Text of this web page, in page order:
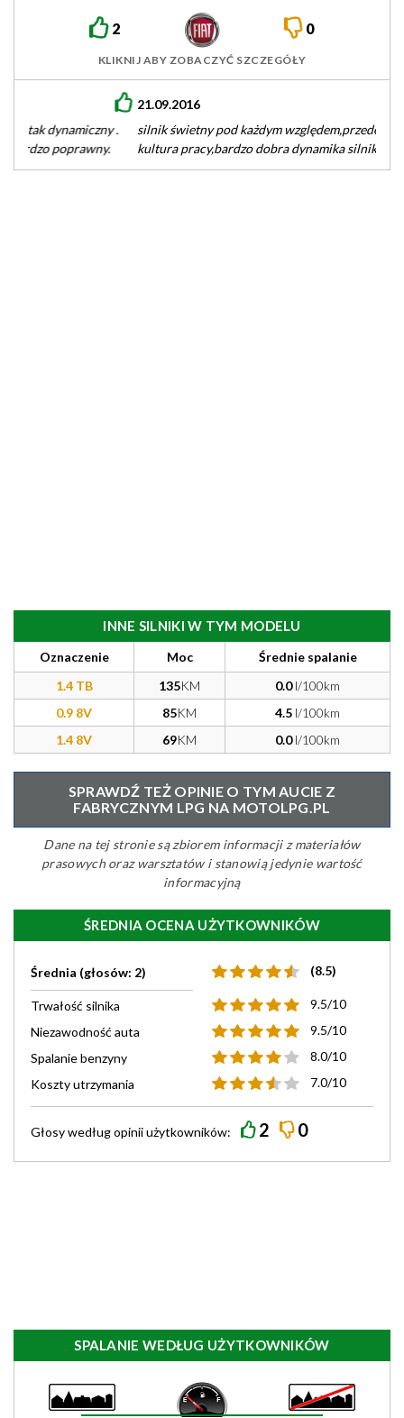
2 0
KLIKNIJ ABY ZOBACZYĆ SZCZEGÓŁY
silnik świetny pod każdym względem,przede wszystkim wysoka
kultura pracy,bardzo dobra dynamika silnika na każdym
biegu,spalanie na poziomie 6-7 l przy…
INNE SILNIKI W TYM MODELU
Oznaczenie Moc
Średnie spalanie
1.4 TB
135KM 0.0l/100km
0.9 8V
85KM 4.5 l/100km
1.4 8V
69KM 0.0l/100km
SPRAWDŹ TEŻ OPINIE O TYM AUCIE Z
FABRYCZNYM LPG NA MOTOLPG.PL
Dane na tej stronie są zbiorem informacji z materiałów
prasowych oraz warsztatów i stanowią jedynie wartość
informacyjną
ŚREDNIA OCENA UŻYTKOWNIKÓW
Średnia (głosów: 2) (8.5)
Trwałość silnika
9.5/10
Niezawodność auta
9.5/10
Spalanie benzyny
8.0/10
Koszty utrzymania
7.0/10
Głosy wedługopiniiużytkowników: 2 0
SPALANIE WEDŁUG UŻYTKOWNIKÓW